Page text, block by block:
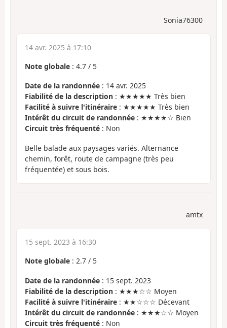
Sonia76300
14 avr. 2025 à 17:10
Note globale : 4.7 / 5
Date de la randonnée : 14 avr. 2025
Fiabilité de la description : ★★★★★ Très bien
Facilité à suivre l'itinéraire : ★★★★★ Très bien
Intérêt du circuit de randonnée : ★★★★☆ Bien
Circuit très fréquenté : Non
Belle balade aux paysages variés. Alternance
chemin, forêt, route de campagne (très peu
fréquentée) et sous bois.
amtx
15 sept. 2023 à 16:30
Note globale : 2.7 / 5
Date de la randonnée : 15 sept. 2023
Fiabilité de la description : ★★★☆☆ Moyen
Facilité à suivre l'itinéraire : ★★☆☆☆ Décevant
Intérêt du circuit de randonnée : ★★★☆☆ Moyen
Circuit très fréquenté : Non